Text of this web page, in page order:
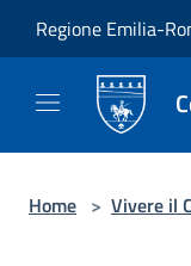
Regione Emilia-
Home > Vivere il